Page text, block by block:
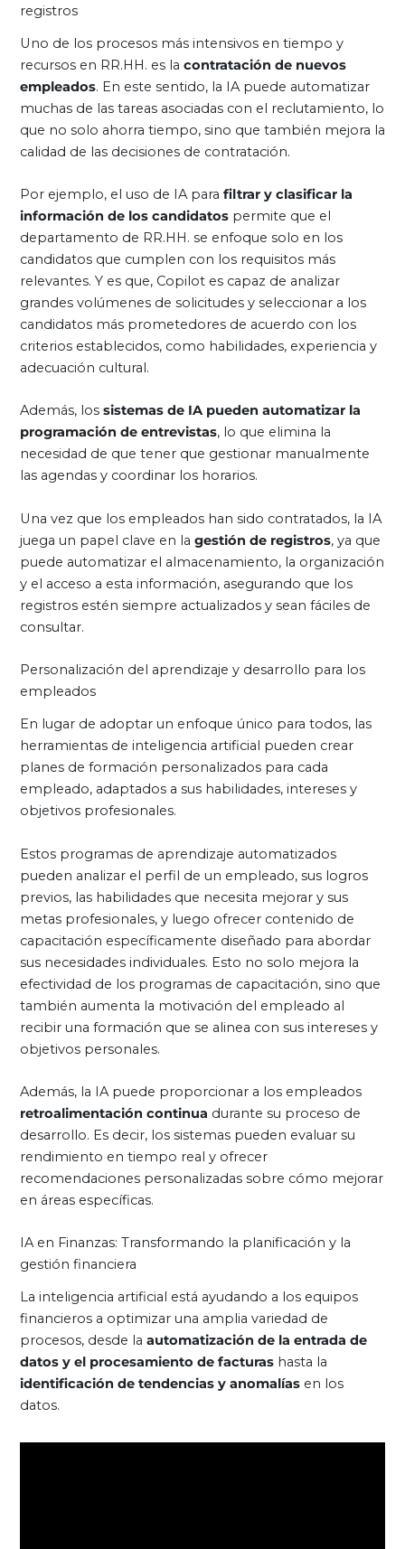
registros
Uno de los procesos más intensivos en tiempo y
recursos en RR.HH. es la contratación de nuevos
empleados. En este sentido, la IA puede automatizar
muchas de las tareas asociadas con el reclutamiento, lo
que no solo ahorra tiempo, sino que también mejora la
calidad de las decisiones de contratación.
Por ejemplo, el uso de IA para filtrar y clasificar la
información de los candidatospermite que el
departamento de RR.HH. se enfoque solo en los
candidatos que cumplen con los requisitos más
relevantes. Y es que, Copilot es capaz de analizar
grandes volúmenes de solicitudes y seleccionar a los
candidatos más prometedores de acuerdo con los
criterios establecidos, como habilidades, experiencia y
adecuación cultural.
Además, los sistemas de IA pueden automatizar la
programación de entrevistas, lo que elimina la
necesidad de que tener que gestionar manualmente
las agendas y coordinar los horarios.
Una vez que los empleados han sido contratados, la IA
juega un papel clave en la gestión de registros, ya que
puede automatizar el almacenamiento, la organización
y el acceso a esta información, asegurando que los
registros estén siempre actualizados y sean fáciles de
consultar.
Personalización del aprendizaje y desarrollo para los
empleados
En lugar de adoptar un enfoque único para todos, las
herramientas de inteligencia artificial pueden crear
planes de formación personalizados para cada
empleado, adaptados a sus habilidades, intereses y
objetivos profesionales.
Estos programas de aprendizaje automatizados
pueden analizar el perfil de un empleado, sus logros
previos, las habilidades que necesita mejorar y sus
metas profesionales, y luego ofrecer contenido de
capacitación específicamente diseñado para abordar
sus necesidades individuales. Esto no solo mejora la
efectividad de los programas de capacitación, sino que
también aumenta la motivación del empleado al
recibir una formación que se alinea con sus intereses y
objetivos personales.
Además, la IA puede proporcionar a los empleados
retroalimentación continua durante su proceso de
desarrollo. Es decir, los sistemas pueden evaluar su
rendimiento en tiempo real y ofrecer
recomendaciones personalizadas sobre cómo mejorar
en áreas específicas.
IA en Finanzas: Transformando la planificación y la
gestión financiera
La inteligencia artificial está ayudando a los equipos
financieros a optimizar una amplia variedad de
procesos, desde la automatización de la entrada de
datos y el procesamiento de facturashasta la
identificación de tendencias y anomalíasen los
datos.